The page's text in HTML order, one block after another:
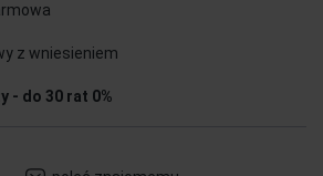
z wniesieniem
- do 30 rat 0%